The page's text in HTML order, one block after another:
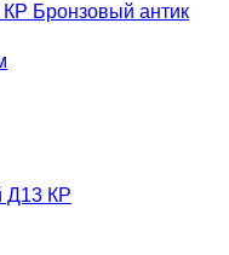
Бронзовый антик